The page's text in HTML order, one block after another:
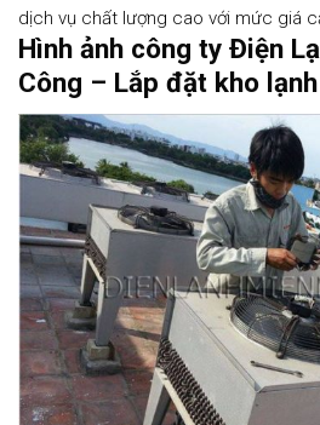
dịch vụ chất lượng cao với mức giá
Hình ảnh công ty Điện
Công – Lắp đặt kho